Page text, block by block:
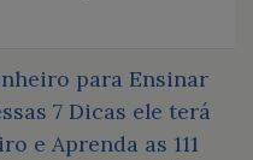
para Ensinar
7 Dicas ele terá
e Aprenda as 111